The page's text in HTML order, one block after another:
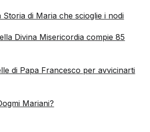
Storia di Maria che scioglie i nodi
Divina Misericordia compie 85
di Papa Francesco per avvicinarti
Mariani?